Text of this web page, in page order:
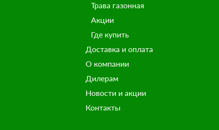
Трава газонная
Акции
Где купить
Доставка и оплата
О компании
Дилерам
Новости и акции
Контакты